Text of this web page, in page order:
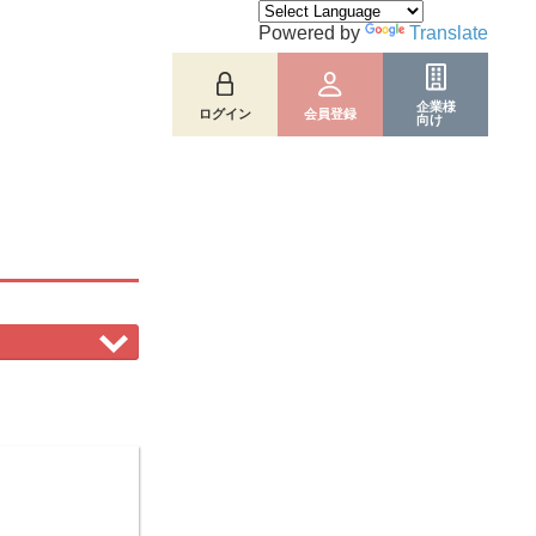
ログイン 会員登録
企業様
向け
Powered by Translate